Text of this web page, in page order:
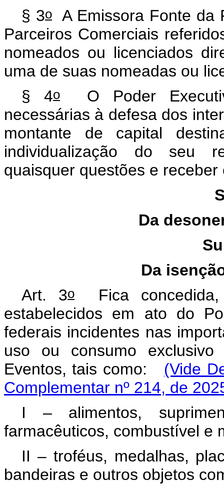
§ 3o A Emissora Fonte da
Parceiros Comerciais
nomeados ou licenciados
uma de suas nomeadas ou
§ 4o O Poder
necessárias à defesa dos
montante de capital
individualização do seu
quaisquer questões e
Da
Da
Art. 3o Fica concedida,
estabelecidos em ato do
federais incidentes nas
uso ou consumo
Eventos, tais como: (Vide
Complementar nº 214, de
I – alimentos,
farmacêuticos, combustível e
II – troféus, medalhas,
bandeiras e outros objetos